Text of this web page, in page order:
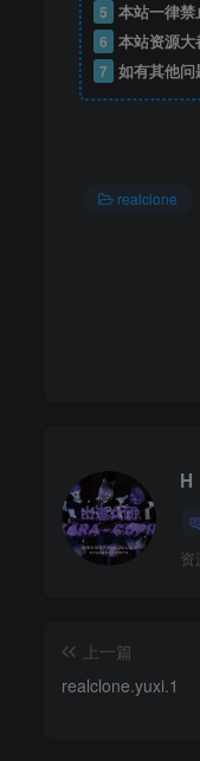
5 本站一律
6 本站资源大
7 如有其他问
realclone
H
资
上一篇
realclone.yuxi.1